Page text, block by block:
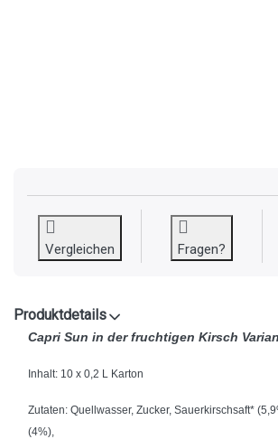
Vergleichen Fragen?
Produktdetails
Capri Sun in der fruchtigen Kirsch
Inhalt: 10 x 0,2 L Karton
Zutaten: Quellwasser, Zucker, Sauerkirschsaft*
(4%),